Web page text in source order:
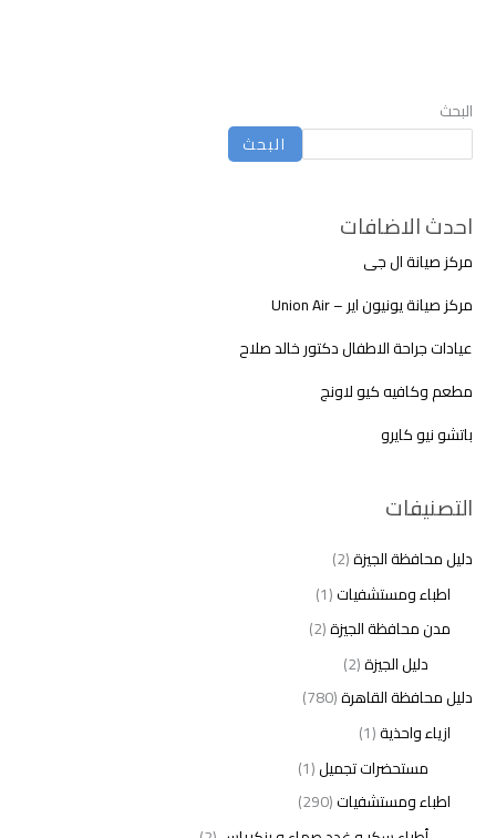
البحث
البحث
احدث الاضافات
مركز صيانة ال جى
مركز صيانة يونيون اير – Union Air
عيادات جراحة الاطفال دكتور خالد صلاح
مطعم وكافيه كيو لاونج
باتشو نيو كايرو
التصنيفات
دليل محافظة الجيزة(2)
اطباء ومستشفيات(1)
مدن محافظة الجيزة(2)
دليل الجيزة(2)
دليل محافظة القاهرة(780)
ازياء واحذية(1)
مستحضرات تجميل(1)
اطباء ومستشفيات(290)